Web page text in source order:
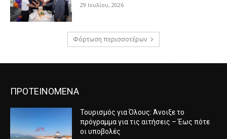
29 Ιουλίου, 2026
Φόρτωση περισσοτέρων
ΠΡΟΤΕΙΝΟΜΕΝΑ
Τουρισμός για Όλους: Άνοιξε το
πρόγραμμα για τις αιτήσεις – Έως πότε
οι υποβολές